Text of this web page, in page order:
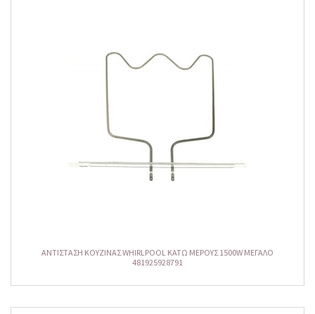
ΑΝΤΙΣΤΑΣΗ ΚΟΥΖΙΝΑΣ WHIRLPOOL KΑΤΩ MΕΡΟΥΣ 1500W ΜΕΓΑΛΟ
481925928791